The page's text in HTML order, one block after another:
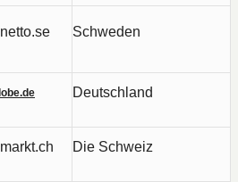
Schweden
Deutschland
Die Schweiz